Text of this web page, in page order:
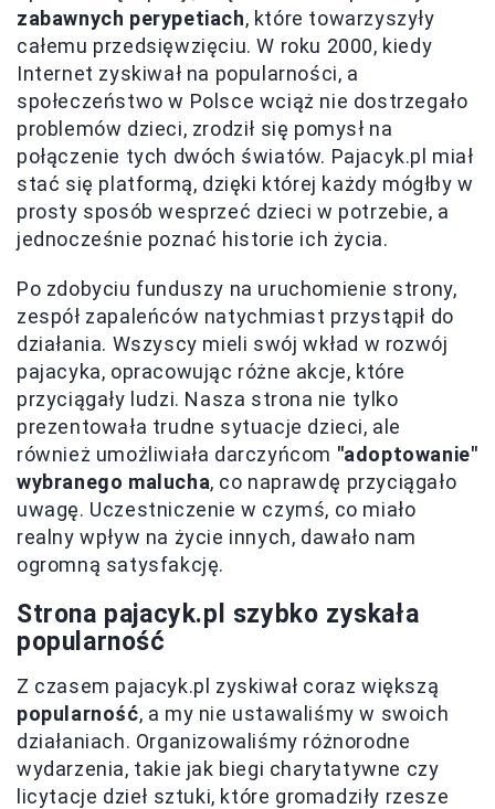
zabawnych perypetiach, które towarzyszyły
całemu przedsięwzięciu. W roku 2000, kiedy
Internet zyskiwał na popularności, a
społeczeństwo w Polsce wciąż nie dostrzegało
problemów dzieci, zrodził się pomysł na
połączenie tych dwóch światów. Pajacyk.pl miał
stać się platformą, dzięki której każdy mógłby w
prosty sposób wesprzeć dzieci w potrzebie, a
jednocześnie poznać historie ich życia.
Po zdobyciu funduszy na uruchomienie strony,
zespół zapaleńców natychmiast przystąpił do
działania. Wszyscy mieli swój wkład w rozwój
pajacyka, opracowując różne akcje, które
przyciągały ludzi. Nasza strona nie tylko
prezentowała trudne sytuacje dzieci, ale
również umożliwiała darczyńcom "adoptowanie"
wybranego malucha, co naprawdę przyciągało
uwagę. Uczestniczenie w czymś, co miało
realny wpływ na życie innych, dawało nam
ogromną satysfakcję.
Strona pajacyk.pl szybko zyskała
popularność
Z czasem pajacyk.pl zyskiwał coraz większą
popularność, a my nie ustawaliśmy w swoich
działaniach. Organizowaliśmy różnorodne
wydarzenia, takie jak biegi charytatywne czy
licytacje dzieł sztuki, które gromadziły rzesze